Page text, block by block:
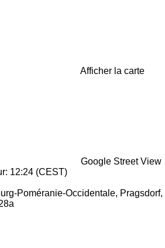
Afficher la carte
Google Street View
12:24 (CEST)
Poméranie-Occidentale, Pragsdorf,